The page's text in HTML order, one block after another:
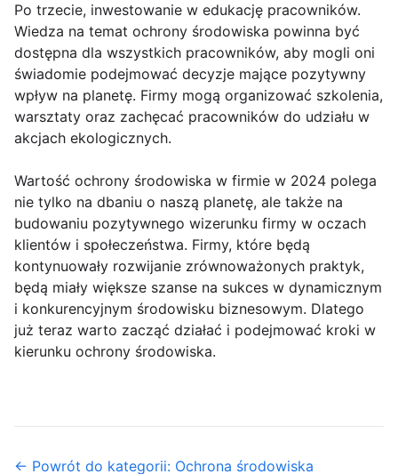
Po trzecie, inwestowanie w edukację pracowników.
Wiedza na temat ochrony środowiska powinna być
dostępna dla wszystkich pracowników, aby mogli oni
świadomie podejmować decyzje mające pozytywny
wpływ na planetę. Firmy mogą organizować szkolenia,
warsztaty oraz zachęcać pracowników do udziału w
akcjach ekologicznych.
Wartość ochrony środowiska w firmie w 2024 polega
nie tylko na dbaniu o naszą planetę, ale także na
budowaniu pozytywnego wizerunku firmy w oczach
klientów i społeczeństwa. Firmy, które będą
kontynuowały rozwijanie zrównoważonych praktyk,
będą miały większe szanse na sukces w dynamicznym
i konkurencyjnym środowisku biznesowym. Dlatego
już teraz warto zacząć działać i podejmować kroki w
kierunku ochrony środowiska.
← Powrót do kategorii: Ochrona środowiska